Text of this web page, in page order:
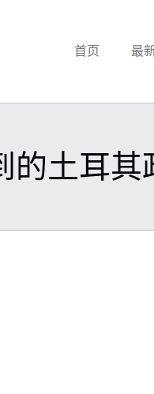
首页 最
的土耳其